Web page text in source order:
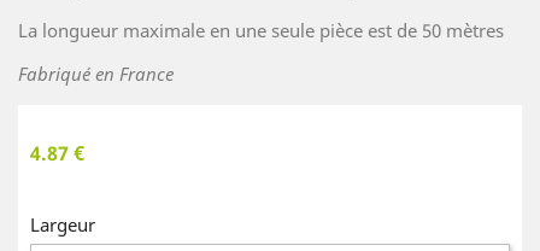
La longueur maximale en une seule pièce est de 50 mètres
Fabriqué en France
4.87 €
Largeur